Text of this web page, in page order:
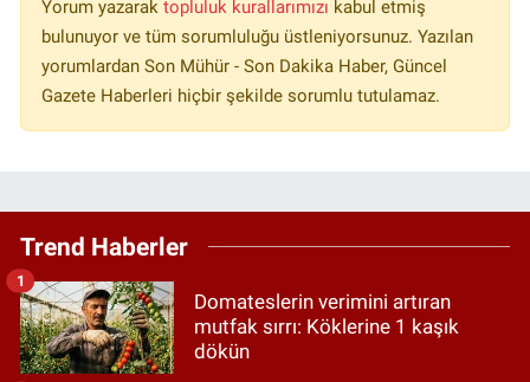
Yorum yazarak topluluk kurallarımızı kabul etmiş
bulunuyor ve tüm sorumluluğu üstleniyorsunuz. Yazılan
yorumlardan Son Mühür - Son Dakika Haber, Güncel
Gazete Haberleri hiçbir şekilde sorumlu tutulamaz.
Trend Haberler
Domateslerin verimini artıran
mutfak sırrı: Köklerine 1 kaşık
dökün
1